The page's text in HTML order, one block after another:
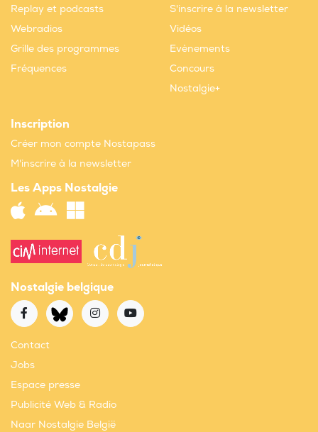
Replay et podcasts
Webradios
Grille des programmes
Fréquences
S'inscrire à la newsletter
Vidéos
Evènements
Concours
Nostalgie+
Inscription
Créer mon compte Nostapass
M'inscrire à la newsletter
Les Apps Nostalgie
Nostalgie belgique
Contact
Jobs
Espace presse
Publicité Web & Radio
Naar Nostalgie België